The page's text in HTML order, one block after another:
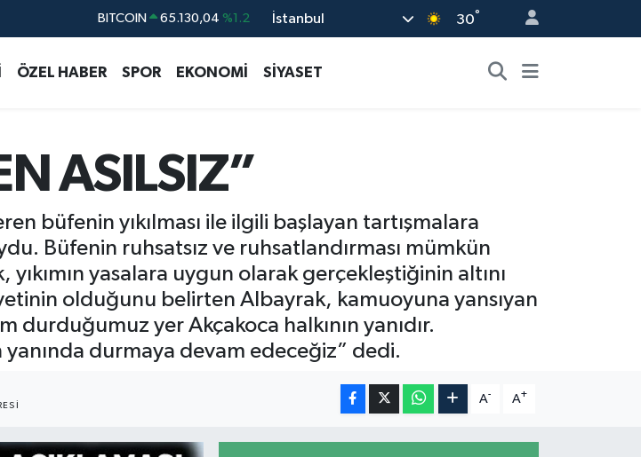
DOLAR 47,7106 %0.17
BITCOIN 65.130,04
İstanbul 30°
ÖZEL HABER SPOR EKONOMİ SİYASET
ASILSIZ”
büfenin yıkılması ile ilgili başlayan tartışmalara
Büfenin ruhsatsız ve ruhsatlandırması mümkün
yasalara uygun olarak gerçekleştiğinin altını
olduğunu belirten Albayrak, kamuoyuna yansıyan
durduğumuz yer Akçakoca halkının yanıdır.
yanında durmaya devam edeceğiz” dedi.
A- A+